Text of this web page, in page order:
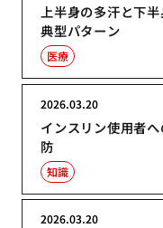
上半身の多汗と下
典型パターン
医療
インスリン使用者
防
2026.03.20
知識
2026.03.20